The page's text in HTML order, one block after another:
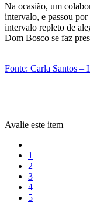
Na ocasião, um
intervalo, e passou
intervalo repleto de
Dom Bosco se faz
Fonte: Carla Santos –
Avalie este item
1
2
3
4
5